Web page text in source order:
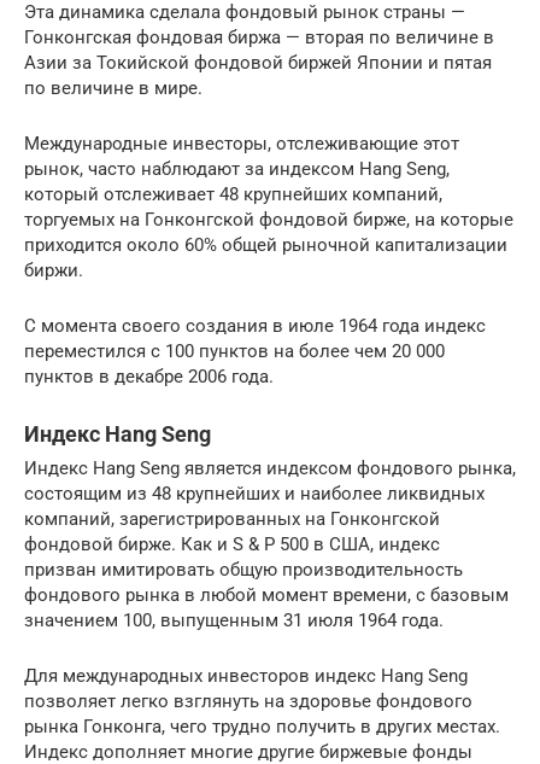
Эта динамика сделала фондовый рынок страны —
Гонконгская фондовая биржа — вторая по величине в
Азии за Токийской фондовой биржей Японии и пятая
по величине в мире.
Международные инвесторы, отслеживающие этот
рынок, часто наблюдают за индексом Hang Seng,
который отслеживает 48 крупнейших компаний,
торгуемых на Гонконгской фондовой бирже, на которые
приходится около 60% общей рыночной капитализации
биржи.
С момента своего создания в июле 1964 года индекс
переместился с 100 пунктов на более чем 20 000
пунктов в декабре 2006 года.
Индекс Hang Seng
Индекс Hang Seng является индексом фондового рынка,
состоящим из 48 крупнейших и наиболее ликвидных
компаний, зарегистрированных на Гонконгской
фондовой бирже. Как и S & P 500 в США, индекс
призван имитировать общую производительность
фондового рынка в любой момент времени, с базовым
значением 100, выпущенным 31 июля 1964 года.
Для международных инвесторов индекс Hang Seng
позволяет легко взглянуть на здоровье фондового
рынка Гонконга, чего трудно получить в других местах.
Индекс дополняет многие другие биржевые фонды